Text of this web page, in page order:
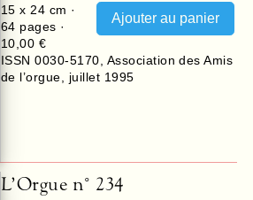
15 x 24 cm ·
64 pages ·
10,00 €
ISSN 0030-5170 Association des Amis
de l’orgue
juillet 1995
L’Orgue n° 234